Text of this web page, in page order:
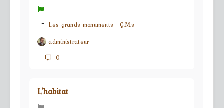
Les grands monuments - G.M.s
administrateur
0
L'habitat